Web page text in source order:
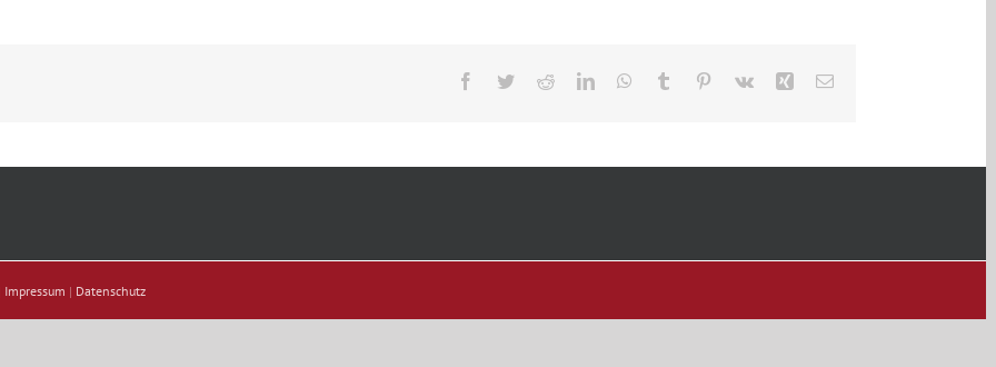
Facebook
TwitterRedditLinkedInWhatsApp
Tumblr Pinterest
Vk Xing E-
Impressum | Datenschutz